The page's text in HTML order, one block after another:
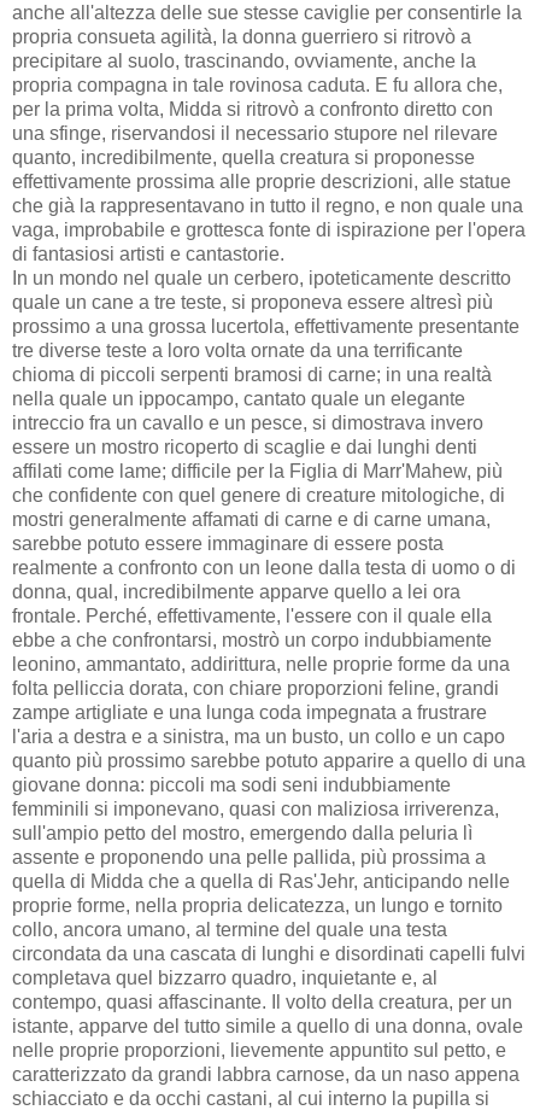
anche all'altezza delle sue stesse caviglie per consentirle la
propria consueta agilità, la donna guerriero si ritrovò a
precipitare al suolo, trascinando, ovviamente, anche la
propria compagna in tale rovinosa caduta. E fu allora che,
per la prima volta, Midda si ritrovò a confronto diretto con
una sfinge, riservandosi il necessario stupore nel rilevare
quanto, incredibilmente, quella creatura si proponesse
effettivamente prossima alle proprie descrizioni, alle statue
che già la rappresentavano in tutto il regno, e non quale una
vaga, improbabile e grottesca fonte di ispirazione per l'opera
di fantasiosi artisti e cantastorie.
In un mondo nel quale un cerbero, ipoteticamente descritto
quale un cane a tre teste, si proponeva essere altresì più
prossimo a una grossa lucertola, effettivamente presentante
tre diverse teste a loro volta ornate da una terrificante
chioma di piccoli serpenti bramosi di carne; in una realtà
nella quale un ippocampo, cantato quale un elegante
intreccio fra un cavallo e un pesce, si dimostrava invero
essere un mostro ricoperto di scaglie e dai lunghi denti
affilati come lame; difficile per la Figlia di Marr'Mahew, più
che confidente con quel genere di creature mitologiche, di
mostri generalmente affamati di carne e di carne umana,
sarebbe potuto essere immaginare di essere posta
realmente a confronto con un leone dalla testa di uomo o di
donna, qual, incredibilmente apparve quello a lei ora
frontale. Perché, effettivamente, l'essere con il quale ella
ebbe a che confrontarsi, mostrò un corpo indubbiamente
leonino, ammantato, addirittura, nelle proprie forme da una
folta pelliccia dorata, con chiare proporzioni feline, grandi
zampe artigliate e una lunga coda impegnata a frustrare
l'aria a destra e a sinistra, ma un busto, un collo e un capo
quanto più prossimo sarebbe potuto apparire a quello di una
giovane donna: piccoli ma sodi seni indubbiamente
femminili si imponevano, quasi con maliziosa irriverenza,
sull'ampio petto del mostro, emergendo dalla peluria lì
assente e proponendo una pelle pallida, più prossima a
quella di Midda che a quella di Ras'Jehr, anticipando nelle
proprie forme, nella propria delicatezza, un lungo e tornito
collo, ancora umano, al termine del quale una testa
circondata da una cascata di lunghi e disordinati capelli fulvi
completava quel bizzarro quadro, inquietante e, al
contempo, quasi affascinante. Il volto della creatura, per un
istante, apparve del tutto simile a quello di una donna, ovale
nelle proprie proporzioni, lievemente appuntito sul petto, e
caratterizzato da grandi labbra carnose, da un naso appena
schiacciato e da occhi castani, al cui interno la pupilla si